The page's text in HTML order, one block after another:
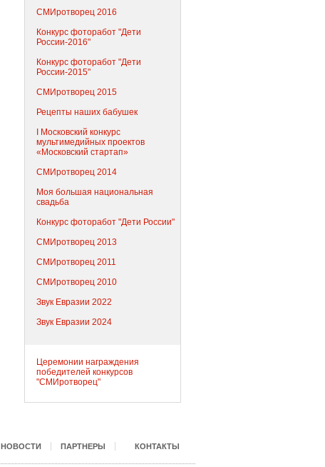
СМИротворец 2016
Конкурс фоторабот "Дети
России-2016"
Конкурс фоторабот "Дети
России-2015"
СМИротворец 2015
Рецепты наших бабушек
I Московский конкурс
мультимедийных проектов
«Московский стартап»
СМИротворец 2014
Моя большая национальная
свадьба
Конкурс фоторабот "Дети России"
СМИротворец 2013
СМИротворец 2011
СМИротворец 2010
Звук Евразии 2022
Звук Евразии 2024
Церемонии награждения
победителей конкурсов
"СМИротворец"
НОВОСТИ ПАРТНЕРЫ КОНТАКТЫ